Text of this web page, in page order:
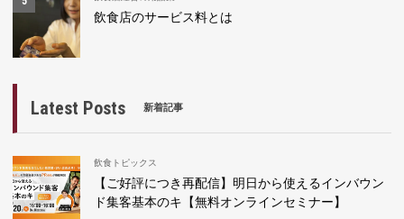
飲食店のサービス料とは
Latest Posts 新着記事
飲食トピックス
【ご好評につき再配信】明日から使えるインバウン
ド集客基本のキ【無料オンラインセミナー】